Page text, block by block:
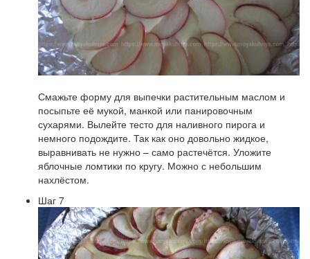
Смажьте форму для выпечки растительным маслом и
посыпьте её мукой, манкой или панировочным
сухарями. Вылейте тесто для наливного пирога и
немного подождите. Так как оно довольно жидкое,
выравнивать не нужно – само растечётся. Уложите
яблочные ломтики по кругу. Можно с небольшим
нахлёстом.
Шаг 7